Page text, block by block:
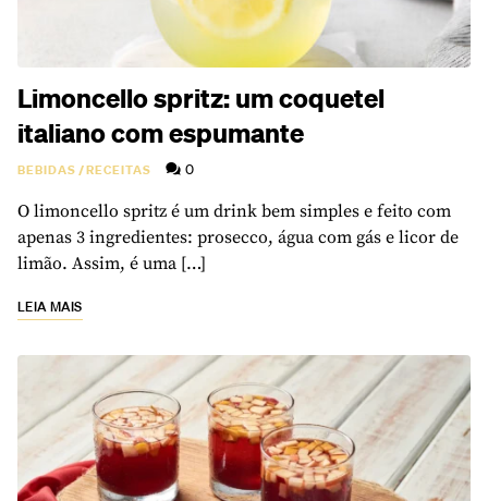
Limoncello spritz: um coquetel
italiano com espumante
BEBIDAS/RECEITAS 0
O limoncello spritz é um drink bem simples e feito com
apenas 3 ingredientes: prosecco, água com gás e licor de
limão. Assim, é uma […]
LEIA MAIS